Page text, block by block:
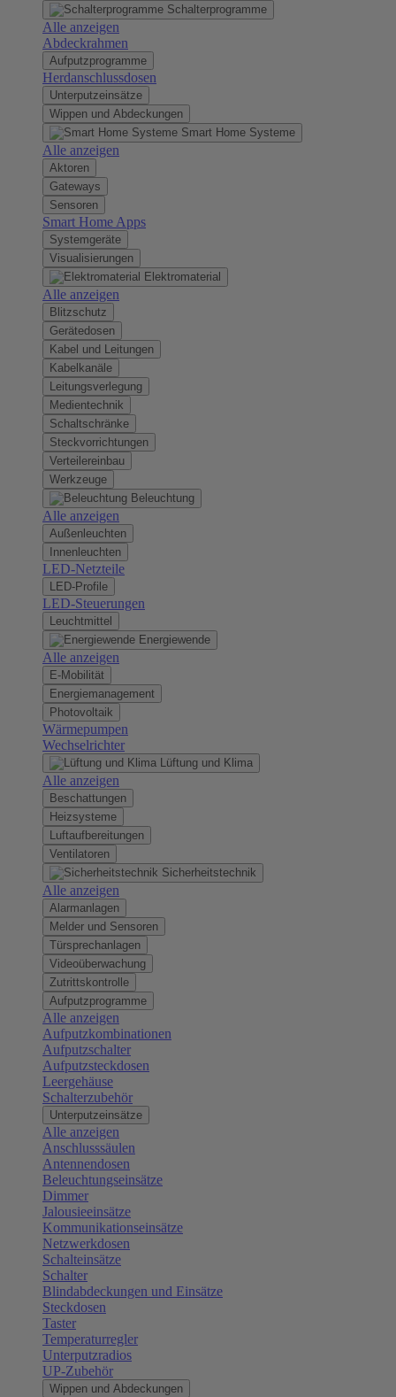
Schalterprogramme
Alle anzeigen
Abdeckrahmen
Aufputzprogramme
Herdanschlussdosen
Unterputzeinsätze
Wippen und Abdeckungen
Smart Home Systeme
Alle anzeigen
Aktoren
Gateways
Sensoren
Smart Home Apps
Systemgeräte
Visualisierungen
Elektromaterial
Alle anzeigen
Blitzschutz
Gerätedosen
Kabel und Leitungen
Kabelkanäle
Leitungsverlegung
Medientechnik
Schaltschränke
Steckvorrichtungen
Verteilereinbau
Werkzeuge
Beleuchtung
Alle anzeigen
Außenleuchten
Innenleuchten
LED-Netzteile
LED-Profile
LED-Steuerungen
Leuchtmittel
Energiewende
Alle anzeigen
E-Mobilität
Energiemanagement
Photovoltaik
Wärmepumpen
Wechselrichter
Lüftung und Klima
Alle anzeigen
Beschattungen
Heizsysteme
Luftaufbereitungen
Ventilatoren
Sicherheitstechnik
Alle anzeigen
Alarmanlagen
Melder und Sensoren
Türsprechanlagen
Videoüberwachung
Zutrittskontrolle
Aufputzprogramme
Alle anzeigen
Aufputzkombinationen
Aufputzschalter
Aufputzsteckdosen
Leergehäuse
Schalterzubehör
Unterputzeinsätze
Alle anzeigen
Anschlusssäulen
Antennendosen
Beleuchtungseinsätze
Dimmer
Jalousieeinsätze
Kommunikationseinsätze
Netzwerkdosen
Schalteinsätze
Schalter
Blindabdeckungen und Einsätze
Steckdosen
Taster
Temperaturregler
Unterputzradios
UP-Zubehör
Wippen und Abdeckungen